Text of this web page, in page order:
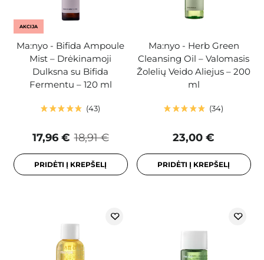
AKCIJA
Ma:nyo - Bifida Ampoule
Mist – Drėkinamoji
Dulksna su Bifida
Fermentu – 120 ml
43
18,91 €
17,96 €
PRIDĖTI Į KREPŠELĮ
Ma:nyo - Herb Green
Cleansing Oil – Valomasis
Žolelių Veido Aliejus – 200
ml
34
23,00 €
PRIDĖTI Į KREPŠELĮ